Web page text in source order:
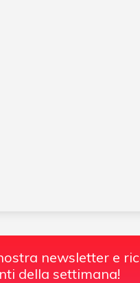
newsletter e
della settimana!